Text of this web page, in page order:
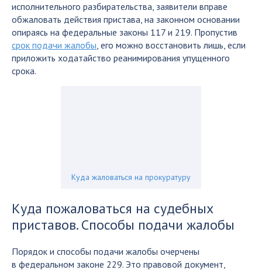
исполнительного разбирательства, заявители вправе
обжаловать действия пристава, на законном основании
опираясь на федеральные законы 117 и 219. Пропустив
срок подачи жалобы, его можно восстановить лишь, если
приложить ходатайство реанимирования упущенного
срока.
Куда жаловаться на прокуратуру
Куда пожаловаться на судебных
приставов. Способы подачи жалобы
Порядок и способы подачи жалобы очерчены
в федеральном законе 229. Это правовой документ,